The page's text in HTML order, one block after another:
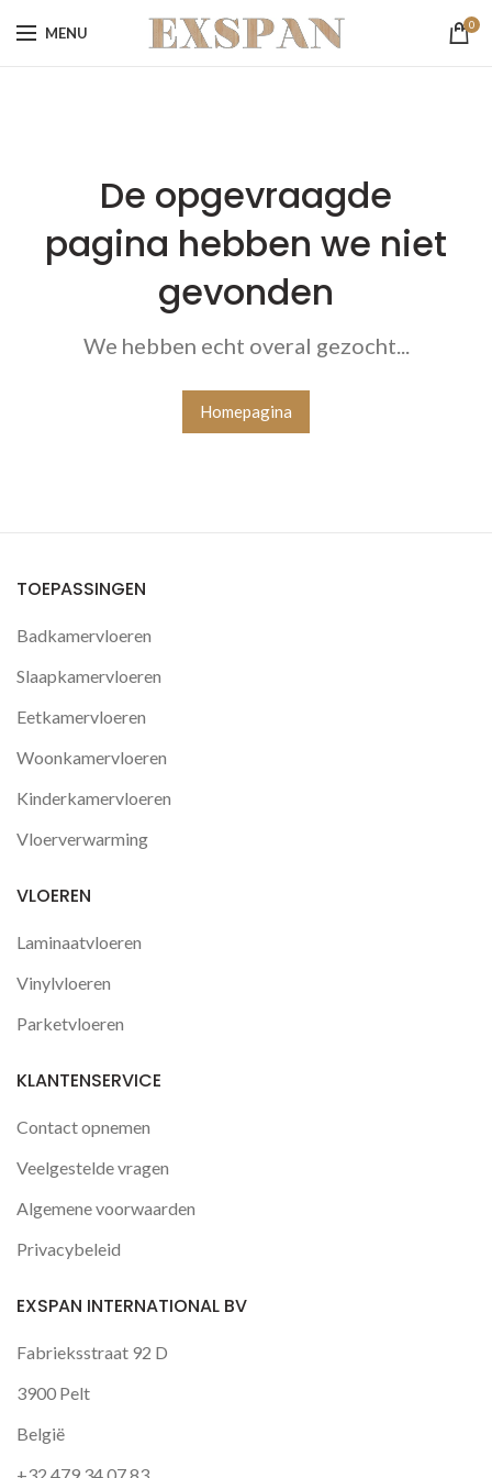
MENU 0
De opgevraagde
pagina hebben we niet
gevonden
We hebben echt overal gezocht...
Homepagina
TOEPASSINGEN
Badkamervloeren
Slaapkamervloeren
Eetkamervloeren
Woonkamervloeren
Kinderkamervloeren
Vloerverwarming
VLOEREN
Laminaatvloeren
Vinylvloeren
Parketvloeren
KLANTENSERVICE
Contact opnemen
Veelgestelde vragen
Algemene voorwaarden
Privacybeleid
EXSPAN INTERNATIONAL BV
Fabrieksstraat 92 D
3900 Pelt
België